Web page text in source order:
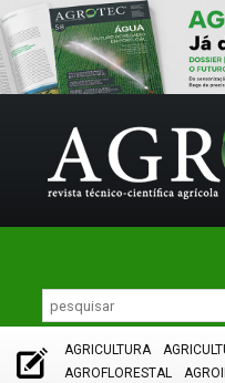
AGRICULTURA
AGROFLORESTAL